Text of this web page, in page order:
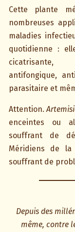
Cette plante
nombreuses
maladies
quotidienne :
cicatrisante,
antifongique,
parasitaire et
Attention.
enceintes ou
souffrant de
Méridiens de
souffrant de
Depuis des
même, contre